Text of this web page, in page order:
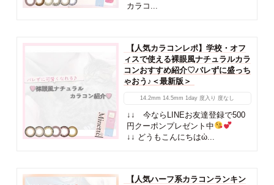
カラコ...
【人気カラコンレポ】学校・オフ
ィスで使える裸眼風ナチュラルカラ
コンおすすめ紹介♡バレずに盛っち
ゃおう♪＜最新版＞
14.2mm 14.5mm 1day 度入り 度なし
↓↓ 今ならLINEお友達登録で500
円クーポンプレゼント中
↓↓ どうもこんにちはὠ...
【人気ハーフ系カラコンランキン